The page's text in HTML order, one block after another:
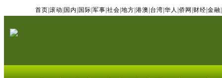
首页 滚动 国内 国际 军事 社会 地方 港澳 台湾 华人 侨网 财经 金融